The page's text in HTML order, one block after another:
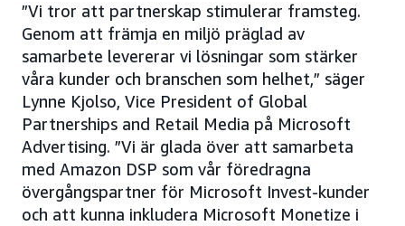
”Vi tror att partnerskap stimulerar framsteg.
Genom att främja en miljö präglad av
samarbete levererar vi lösningar som stärker
våra kunder och branschen som helhet,” säger
Lynne Kjolso, Vice President of Global
Partnerships and Retail Media på Microsoft
Advertising. ”Vi är glada över att samarbeta
med Amazon DSP som vår föredragna
övergångspartner för Microsoft Invest-kunder
och att kunna inkludera Microsoft Monetize i